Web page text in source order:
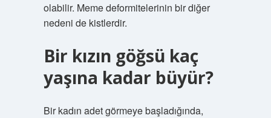
olabilir. Meme deformitelerinin bir diğer
nedeni de kistlerdir.
Bir kızın göğsü kaç
yaşına kadar büyür?
Bir kadın adet görmeye başladığında,